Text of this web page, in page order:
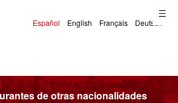
de otras nacionalidades